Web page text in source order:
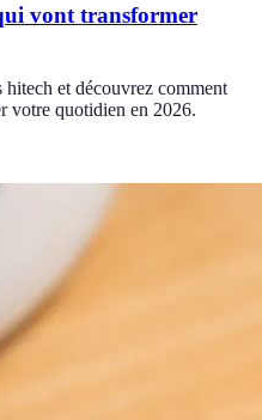
vont transformer
hitech et découvrez comment
votre quotidien en 2026.